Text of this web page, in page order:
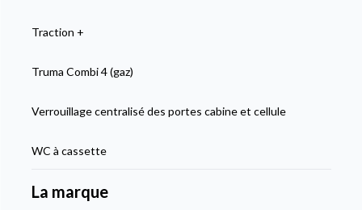
Traction +
Truma Combi 4 (gaz)
Verrouillage centralisé des portes cabine et cellule
WC à cassette
La marque